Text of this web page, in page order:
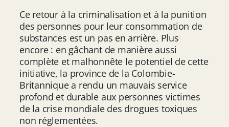
Ce retour à la criminalisation et à la punition
des personnes pour leur consommation de
substances est un pas en arrière. Plus
encore : en gâchant de manière aussi
complète et malhonnête le potentiel de cette
initiative, la province de la Colombie-
Britannique a rendu un mauvais service
profond et durable aux personnes victimes
de la crise mondiale des drogues toxiques
non réglementées.